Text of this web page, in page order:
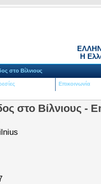
Η
στο Βίλνιους
Επικοινωνία
στο Βίλνιους -